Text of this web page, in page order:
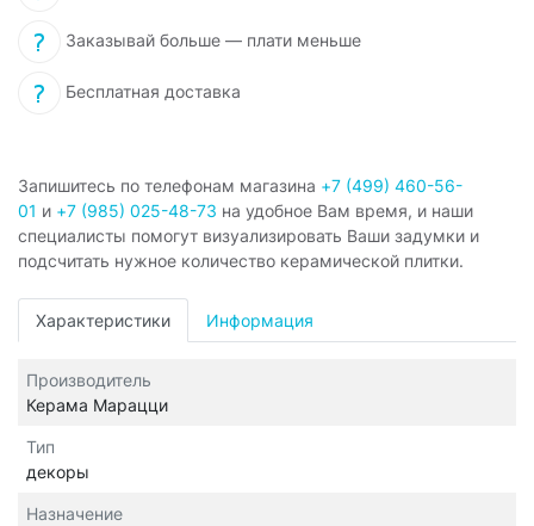
Заказывай больше — плати меньше
Бесплатная доставка
Запишитесь по телефонам магазина +7 (499) 460-56-
01 и +7 (985) 025-48-73 на удобное Вам время, и наши
специалисты помогут визуализировать Ваши задумки и
подсчитать нужное количество керамической плитки.
Характеристики Информация
Производитель
Керама Марацци
Тип
декоры
Назначение